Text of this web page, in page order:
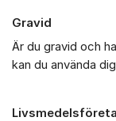
Gravid
Är du gravid och
kan du använda